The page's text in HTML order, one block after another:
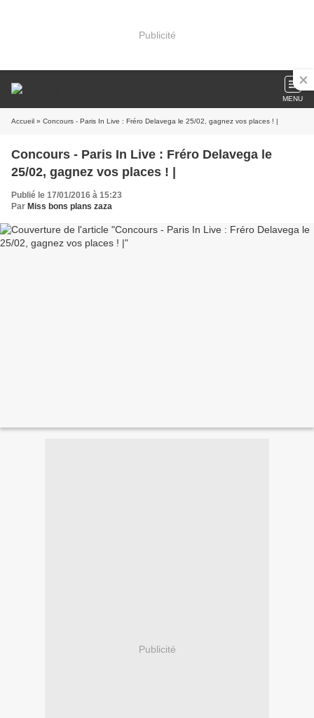
Publicité
MENU
Accueil » Concours - Paris In Live : Fréro Delavega le 25/02, gagnez vos places ! |
Concours - Paris In Live : Fréro Delavega le
25/02, gagnez vos places ! |
Publié le 17/01/2016 à 15:23
Par Miss bons plans zaza
Publicité